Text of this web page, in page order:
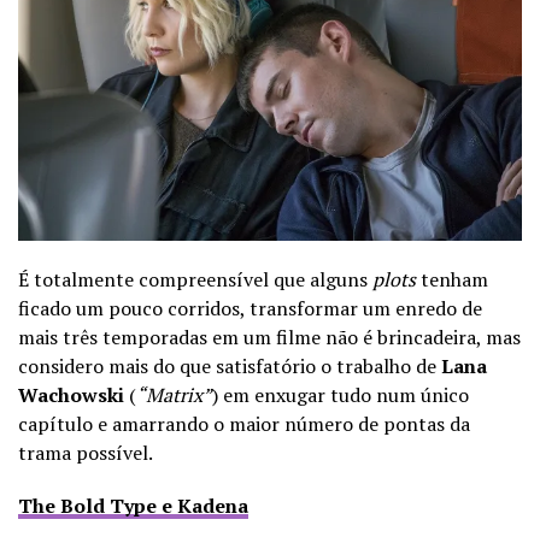
É totalmente compreensível que alguns plotstenham
ficado um pouco corridos, transformar um enredo de
mais três temporadas em um filme não é brincadeira, mas
considero mais do que satisfatório o trabalho deLana
Wachowski (“Matrix”) em enxugar tudo num único
capítulo e amarrando o maior número de pontas da
trama possível.
The Bold Type e Kadena